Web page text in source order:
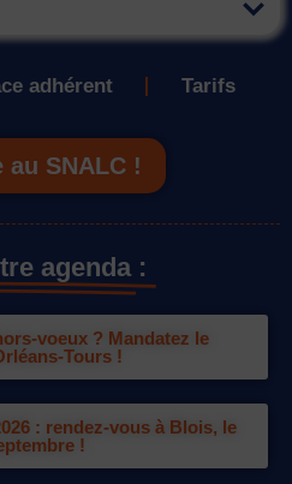
adhérent Tarifs
au SNALC !
agenda :
voeux ? Mandatez le
Tours !
: rendez-vous à Blois, le
!